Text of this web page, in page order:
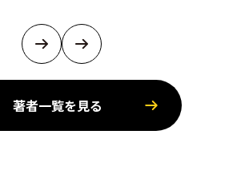
著者一覧を見る